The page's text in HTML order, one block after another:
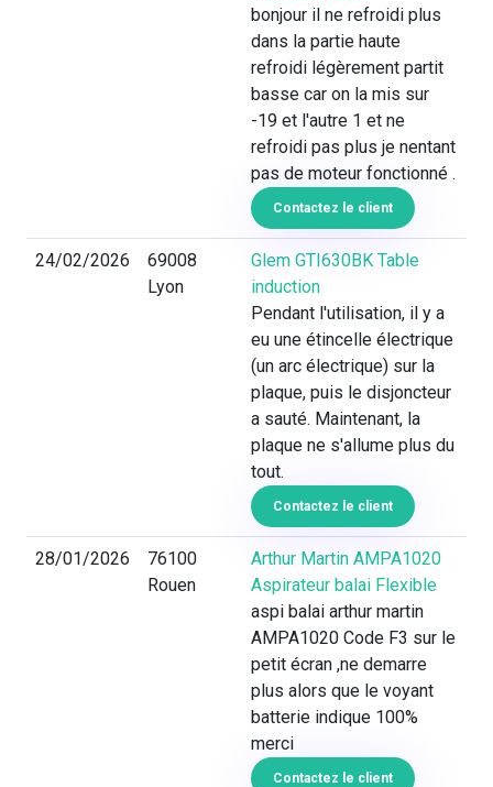
bonjour il ne refroidi plus
dans la partie haute
refroidi légèrement partit
basse car on la mis sur
-19 et l'autre 1 et ne
refroidi pas plus je nentant
pas de moteur fonctionné .
Contactez le client
24/02/2026
69008
Lyon
Glem GTI630BK Table
induction
Pendant l'utilisation, il y a
eu une étincelle électrique
(un arc électrique) sur la
plaque, puis le disjoncteur
a sauté. Maintenant, la
plaque ne s'allume plus du
tout.
Contactez le client
28/01/2026
76100
Rouen
Arthur Martin AMPA1020
Aspirateur balai Flexible
aspi balai arthur martin
AMPA1020 Code F3 sur le
petit écran ,ne demarre
plus alors que le voyant
batterie indique 100%
merci
Contactez le client